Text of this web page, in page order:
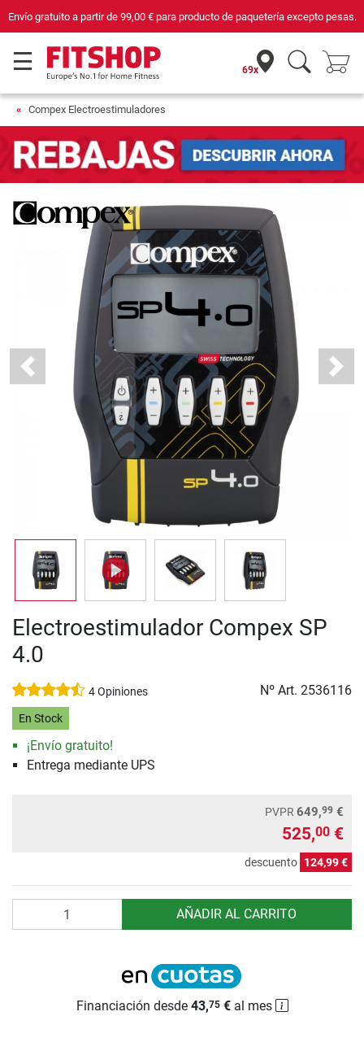
Compra con seguridad en Fitshop, comercio con sello de Confianza Online.
69x
Compex Electroestimuladores
Previous Next
Electroestimulador Compex SP
4.0
4 Opiniones Nº Art. 2536116
En Stock
¡Envío gratuito!
Entrega mediante UPS
PVPR 649,99 €
525,00 €
descuento 124,99 €
AÑADIR AL CARRITO
Financiación desde 43,75€al mes